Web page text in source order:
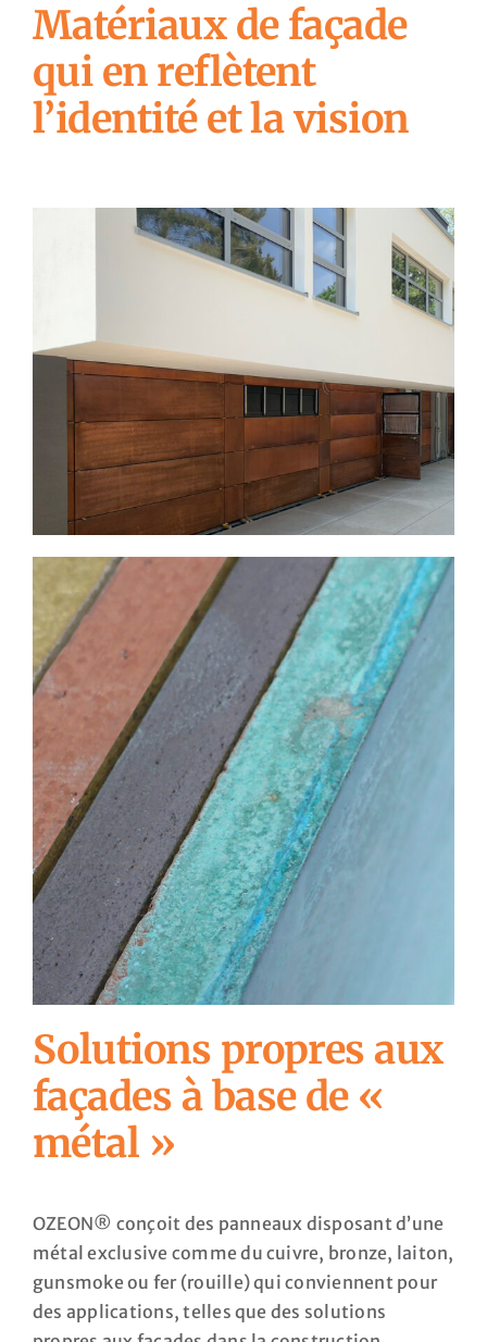
Matériaux de façade
qui en reflètent
l’identité et la vision
Solutions propres aux
façades à base de «
métal »
OZEON® conçoit des panneaux disposant d’une
métal exclusive comme du cuivre, bronze, laiton,
gunsmoke ou fer (rouille) qui conviennent pour
des applications, telles que des solutions